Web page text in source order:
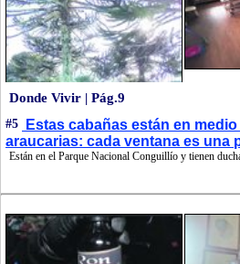
Donde Vivir | Pág.9
#5
Estas cabañas están en
araucarias: cada ventana es una
Están en el Parque Nacional Conguillío y tienen